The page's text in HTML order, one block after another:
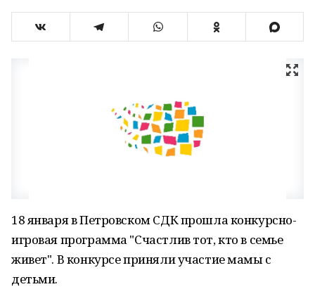
18 января в Петровском СДК прошла конкурсно-
игровая программа "Счастлив тот, кто в семье
живет". В конкурсе приняли участие мамы с
детьми.